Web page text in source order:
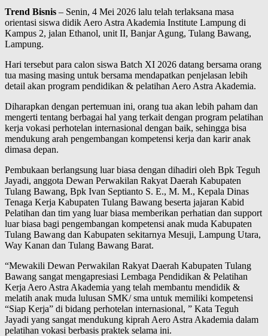
Trend Bisnis – Senin, 4 Mei 2026 lalu telah terlaksana masa
orientasi siswa didik Aero Astra Akademia Institute Lampung di
Kampus 2, jalan Ethanol, unit II, Banjar Agung, Tulang Bawang,
Lampung.
Hari tersebut para calon siswa Batch XI 2026 datang bersama orang
tua masing masing untuk bersama mendapatkan penjelasan lebih
detail akan program pendidikan & pelatihan Aero Astra Akademia.
Diharapkan dengan pertemuan ini, orang tua akan lebih paham dan
mengerti tentang berbagai hal yang terkait dengan program pelatihan
kerja vokasi perhotelan internasional dengan baik, sehingga bisa
mendukung arah pengembangan kompetensi kerja dan karir anak
dimasa depan.
Pembukaan berlangsung luar biasa dengan dihadiri oleh Bpk Teguh
Jayadi, anggota Dewan Perwakilan Rakyat Daerah Kabupaten
Tulang Bawang, Bpk Ivan Septianto S. E., M. M., Kepala Dinas
Tenaga Kerja Kabupaten Tulang Bawang beserta jajaran Kabid
Pelatihan dan tim yang luar biasa memberikan perhatian dan support
luar biasa bagi pengembangan kompetensi anak muda Kabupaten
Tulang Bawang dan Kabupaten sekitarnya Mesuji, Lampung Utara,
Way Kanan dan Tulang Bawang Barat.
“Mewakili Dewan Perwakilan Rakyat Daerah Kabupaten Tulang
Bawang sangat mengapresiasi Lembaga Pendidikan & Pelatihan
Kerja Aero Astra Akademia yang telah membantu mendidik &
melatih anak muda lulusan SMK/ sma untuk memiliki kompetensi
“Siap Kerja” di bidang perhotelan internasional, ” Kata Teguh
Jayadi yang sangat mendukung kiprah Aero Astra Akademia dalam
pelatihan vokasi berbasis praktek selama ini.